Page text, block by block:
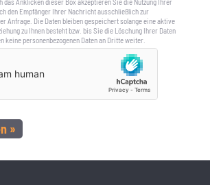
das Anklicken dieser Box akzeptieren Sie die Nutzung Ihrer
den Empfänger Ihrer Nachricht ausschließlich zur
Anfrage. Die Daten bleiben gespeichert solange eine aktive
zu Ihnen besteht bzw. bis Sie die Löschung Ihrer Daten
keine personenbezogenen Daten an Dritte weiter.